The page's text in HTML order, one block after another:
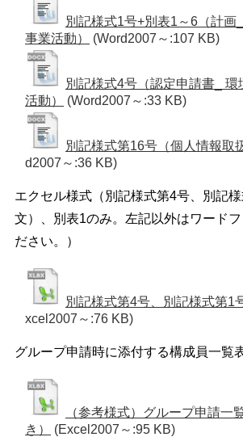
別記様式1号+別表1～6（計画
事業活動）
(Word2007～:107 KB)
別記様式4号（認定申請書_ 環
活動）
(Word2007～:33 KB)
別記様式第16号（個人情報取
d2007～:36 KB)
エクセル様式（別記様式第4号、別記
文）、別表1のみ。左記以外はワードフ
ださい。）
別記様式第4号、別記様式第1
xcel2007～:76 KB)
グループ申請時に添付する構成員一覧
（参考様式）グループ申請一
き）
(Excel2007～:95 KB)